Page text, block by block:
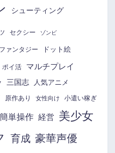
シューティング
セクシー ゾンビ
ァンタジー ドット絵
ポイ活 マルチプレイ
三国志 人気アニメ
原作あり 女性向け 小遣い稼ぎ
簡単操作 経営 美少女
育成 豪華声優